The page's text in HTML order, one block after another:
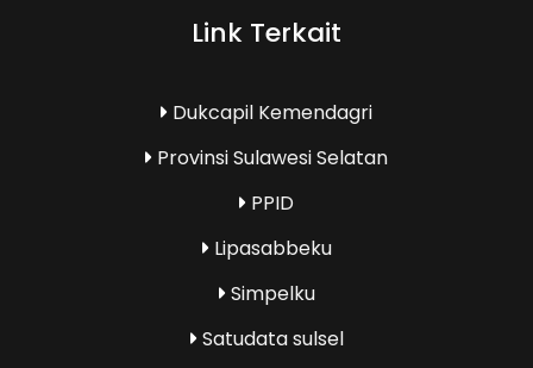
Link Terkait
Dukcapil Kemendagri
Provinsi Sulawesi Selatan
PPID
Lipasabbeku
Simpelku
Satudata sulsel